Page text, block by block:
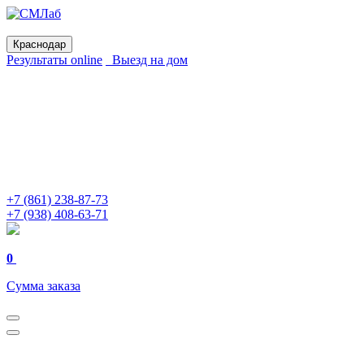
Краснодар
Результаты online Выезд на дом
+7 (861) 238-87-73
+7 (938) 408-63-71
0
Сумма заказа